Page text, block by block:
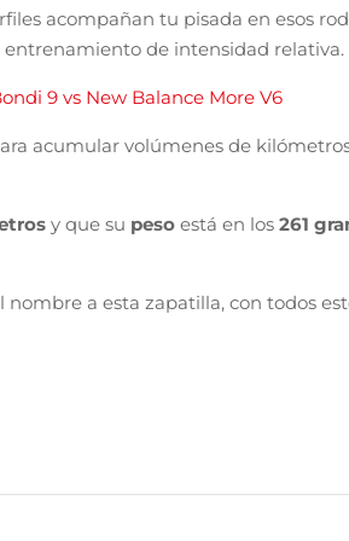
acompañan tu pisada en esos
de intensidad relativa.
9 vs New Balance More V6
acumular volúmenes de
y que su peso está en los 261
a esta zapatilla, con todos